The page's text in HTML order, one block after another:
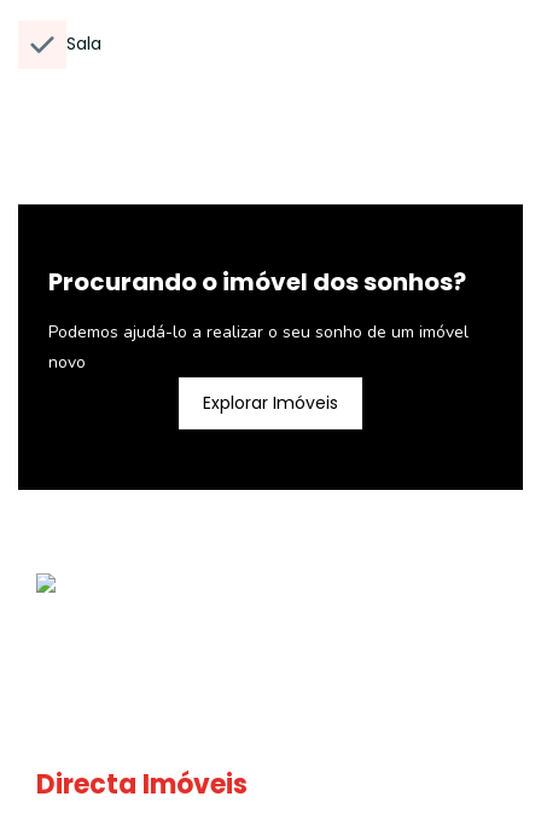
Sala
Procurando o imóvel dos sonhos?
Podemos ajudá-lo a realizar o seu sonho de um imóvel
novo
Explorar Imóveis
Directa Imóveis